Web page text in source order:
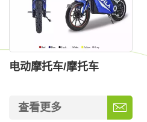
电动摩托车/摩托车
查看更多